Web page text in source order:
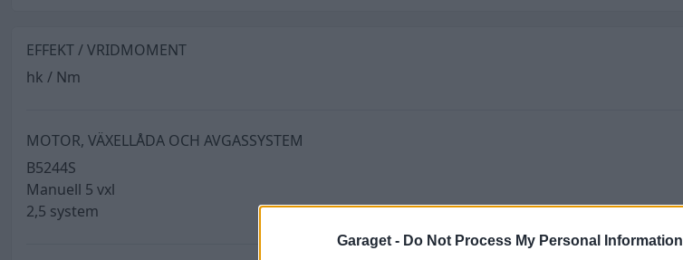
Garaget - Do Not Process My Personal Information
EFFEKT / VRIDMOMENT
hk / Nm
MOTOR, VÄXELLÅDA OCH AVGASSYSTEM
B5244S
Manuell 5 vxl
2,5 system